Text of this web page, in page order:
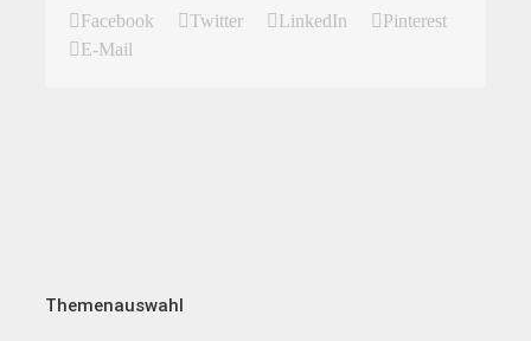
Facebook Twitter LinkedIn
Pinterest
E-Mail
Themenauswahl